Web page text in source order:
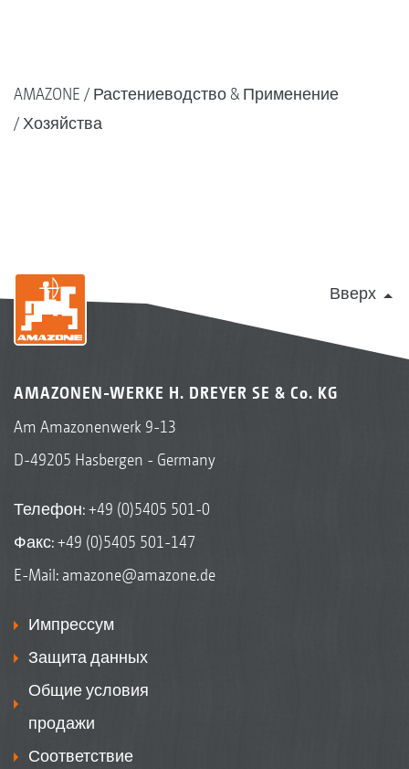
AMAZONE
Растениеводство & Применение
Хозяйства
Вверх
AMAZONEN-WERKE H. DREYER SE & Co. KG
Am Amazonenwerk 9-13
D-49205 Hasbergen - Germany
Телефон:+49 (0)5405 501-0
Факс: +49 (0)5405 501-147
E-Mail: amazone@amazone.de
Импрессум
Защита данных
Общие условия
продажи
Соответствие